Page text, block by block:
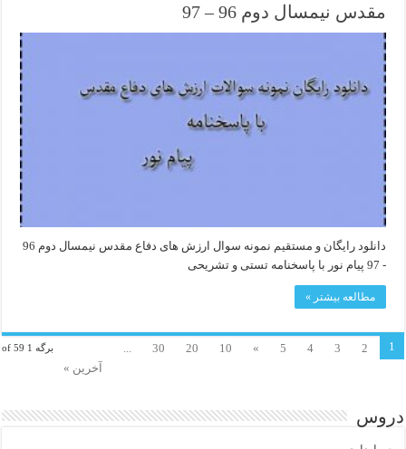
مقدس نیمسال دوم 96 – 97
دانلود رایگان و مستقیم نمونه سوال ارزش های دفاع مقدس نیمسال دوم 96
- 97 پیام نور با پاسخنامه تستی و تشریحی
مطالعه بیشتر »
برگه 1 of 59 1
2
3
4
5
»
10
20
30
آخرین »
دروس